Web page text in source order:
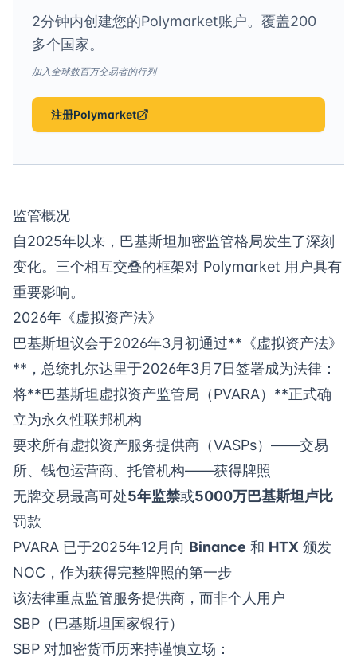
2分钟内创建您的Polymarket账户。覆盖200
多个国家。
加入全球数百万交易者的行列
注册Polymarket
监管概况
自2025年以来，巴基斯坦加密监管格局发生了深刻
变化。三个相互交叠的框架对 Polymarket 用户具有
重要影响。
2026年《虚拟资产法》
巴基斯坦议会于2026年3月初通过**《虚拟资产法》
**，总统扎尔达里于2026年3月7日签署成为法律：
将**巴基斯坦虚拟资产监管局（PVARA）**正式确
立为永久性联邦机构
要求所有虚拟资产服务提供商（VASPs）——交易
所、钱包运营商、托管机构——获得牌照
无牌交易最高可处5年监禁或5000万巴基斯坦卢比
罚款
PVARA 已于2025年12月向 Binance 和 HTX 颁发
NOC，作为获得完整牌照的第一步
该法律重点监管服务提供商，而非个人用户
SBP（巴基斯坦国家银行）
SBP 对加密货币历来持谨慎立场：